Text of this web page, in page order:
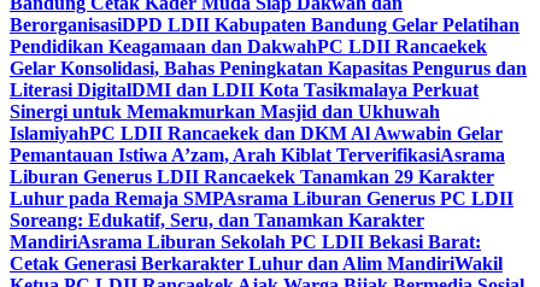
BerorganisasiDPD LDII Kabupaten Bandung Gelar Pelatihan
Pendidikan Keagamaan dan DakwahPC LDII Rancaekek
Gelar Konsolidasi, Bahas Peningkatan Kapasitas Pengurus dan
Literasi DigitalDMI dan LDII Kota Tasikmalaya Perkuat
Sinergi untuk Memakmurkan Masjid dan Ukhuwah
IslamiyahPC LDII Rancaekek dan DKM Al Awwabin Gelar
Pemantauan Istiwa A’zam, Arah Kiblat TerverifikasiAsrama
Liburan Generus LDII Rancaekek Tanamkan 29 Karakter
Luhur pada Remaja SMPAsrama Liburan Generus PC LDII
Soreang: Edukatif, Seru, dan Tanamkan Karakter
MandiriAsrama Liburan Sekolah PC LDII Bekasi Barat:
Cetak Generasi Berkarakter Luhur dan Alim MandiriWakil